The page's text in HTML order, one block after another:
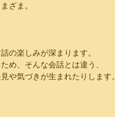
ざま。
の楽しみが深まります。
め、そんな会話とは違う、
や気づきが生まれたりします。